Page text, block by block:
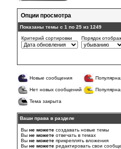
Опции просмотра
Показаны темы с 1 по 25 из 1249
Критерий сортировки Порядок
Новые сообщения
Нет новых сообщений
Тема закрыта
Ваши права в разделе
Вы не можете создавать новые темы
Вы не можете отвечать в темах
Вы не можете прикреплять вложения
Вы не можете редактировать свои